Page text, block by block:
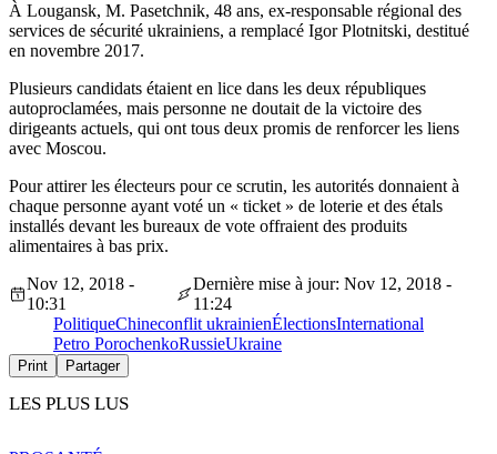
À Lougansk, M. Pasetchnik, 48 ans, ex-responsable régional des
services de sécurité ukrainiens, a remplacé Igor Plotnitski, destitué
en novembre 2017.
Plusieurs candidats étaient en lice dans les deux républiques
autoproclamées, mais personne ne doutait de la victoire des
dirigeants actuels, qui ont tous deux promis de renforcer les liens
avec Moscou.
Pour attirer les électeurs pour ce scrutin, les autorités donnaient à
chaque personne ayant voté un « ticket » de loterie et des étals
installés devant les bureaux de vote offraient des produits
alimentaires à bas prix.
Nov 12, 2018 -
10:31
Dernière mise à jour: Nov 12, 2018 -
11:24
PolitiqueChineconflit ukrainienÉlectionsInternational
Petro PorochenkoRussieUkraine
Print Partager
LES PLUS LUS